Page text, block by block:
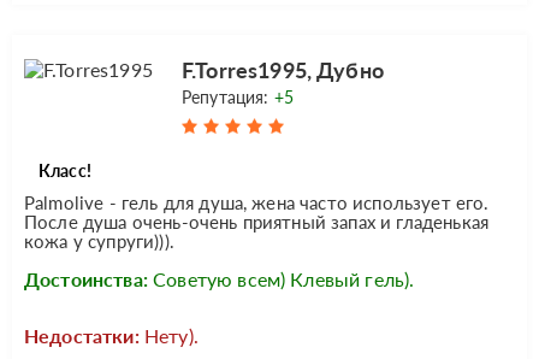
F.Torres1995, Дубно
Репутация: +5
Класс!
Palmolive - гель для душа, жена часто использует его.
После душа очень-очень приятный запах и гладенькая
кожа у супруги))).
Достоинства: Советую всем) Клевый гель).
Недостатки: Нету).